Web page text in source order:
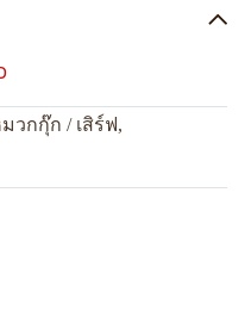
วกกุ๊ก / เสิร์ฟ,